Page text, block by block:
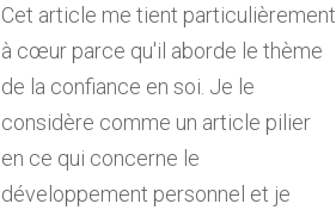
Cet article me tient particulièrement
à cœur parce qu'il aborde le thème
de la confiance en soi. Je le
considère comme un article pilier
en ce qui concerne le
développement personnel et je